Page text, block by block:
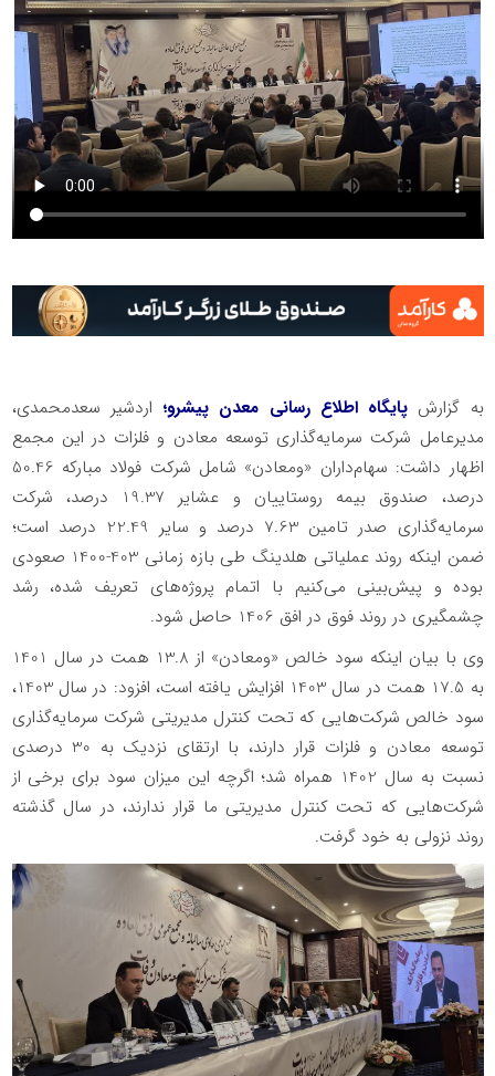
به گزارش پایگاه اطلاع رسانی معدن پیشرو؛ اردشیر سعدمحمدی،
مدیرعامل شرکت سرمایه‌گذاری توسعه معادن و فلزات در این مجمع
اظهار داشت: سهام‌داران «ومعادن» شامل شرکت فولاد مبارکه 50.46
درصد، صندوق بیمه روستاییان و عشایر 19.37 درصد، شرکت
سرمایه‌گذاری صدر تامین 7.63 درصد و سایر 22.49 درصد است؛
ضمن اینکه روند عملیاتی هلدینگ طی بازه زمانی 403-1400 صعودی
بوده و پیش‌بینی می‌کنیم با اتمام پروژه‌های تعریف شده، رشد
چشمگیری در روند فوق در افق 1406 حاصل شود.
وی با بیان اینکه سود خالص «ومعادن» از 13.8 همت در سال 1401
به 17.5 همت در سال 1403 افزایش یافته است، افزود: در سال 1403،
سود خالص شرکت‌هایی که تحت کنترل مدیریتی شرکت سرمایه‌گذاری
توسعه معادن و فلزات قرار دارند، با ارتقای نزدیک به 30 درصدی
نسبت به سال 1402 همراه شد؛ اگرچه این میزان سود برای برخی از
شرکت‌هایی که تحت کنترل مدیریتی ما قرار ندارند، در سال گذشته
روند نزولی به خود گرفت.